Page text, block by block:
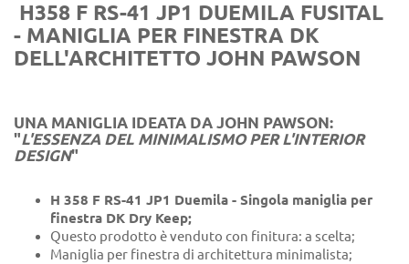
H358 F RS-41 JP1 DUEMILA FUSITAL
- MANIGLIA PER FINESTRA DK
DELL'ARCHITETTO JOHN PAWSON
UNA MANIGLIA IDEATA DA JOHN PAWSON:
"L'ESSENZA DEL MINIMALISMO PER L'INTERIOR
DESIGN"
H 358 F RS-41 JP1 Duemila - Singola maniglia per
finestra DK Dry Keep;
Questo prodotto è venduto con finitura: a scelta;
Maniglia per finestra di architettura minimalista;